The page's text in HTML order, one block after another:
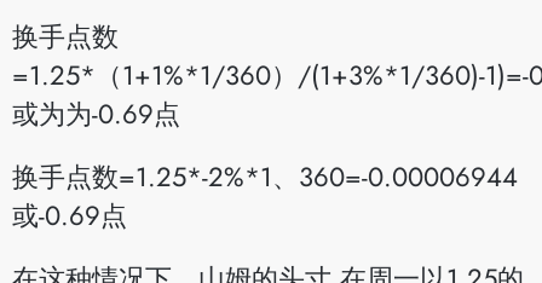
换手点数
=1.25*（1+1%*1/360）/(1+3%*1/360)-
或为为-0.69点
换手点数=1.25*-2%*1、360=-0.00006944
或-0.69点